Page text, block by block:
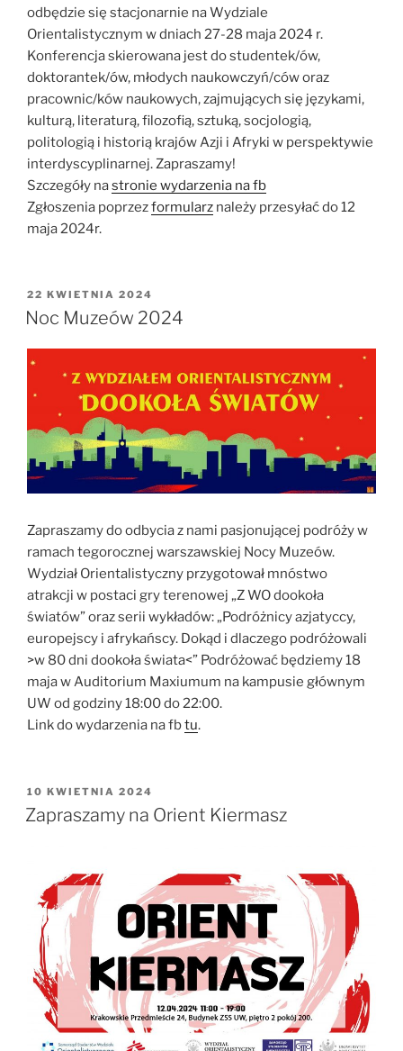
odbędzie się stacjonarnie na Wydziale
Orientalistycznym w dniach 27-28 maja 2024 r.
Konferencja skierowana jest do studentek/ów,
doktorantek/ów, młodych naukowczyń/ców oraz
pracownic/ków naukowych, zajmujących się językami,
kulturą, literaturą, filozofią, sztuką, socjologią,
politologią i historią krajów Azji i Afryki w perspektywie
interdyscyplinarnej. Zapraszamy!
Szczegóły nastronie wydarzenia na fb
Zgłoszenia poprzezformularz należy przesyłać do 12
maja 2024r.
OPUBLIKOWANE
W
22 KWIETNIA 2024
Noc Muzeów 2024
Zapraszamy do odbycia z nami pasjonującej podróży w
ramach tegorocznej warszawskiej Nocy Muzeów.
Wydział Orientalistyczny przygotował mnóstwo
atrakcji w postaci gry terenowej „Z WO dookoła
światów” oraz serii wykładów: „Podróżnicy azjatyccy,
europejscy i afrykańscy. Dokąd i dlaczego podróżowali
>w 80 dni dookoła świata<” Podróżować będziemy 18
maja w Auditorium Maxiumum na kampusie głównym
UW od godziny 18:00 do 22:00.
Link do wydarzenia na fbtu.
OPUBLIKOWANE
W
10 KWIETNIA 2024
Zapraszamy na Orient Kiermasz